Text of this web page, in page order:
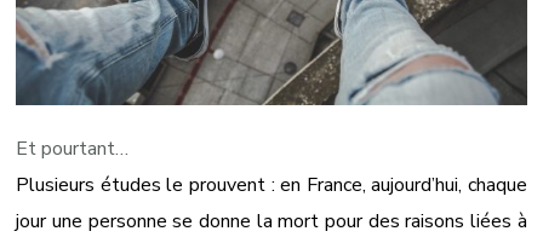
Et pourtant…
Plusieurs études le prouvent : en France, aujourd’hui, chaque
jour une personne se donne la mort pour des raisons liées à